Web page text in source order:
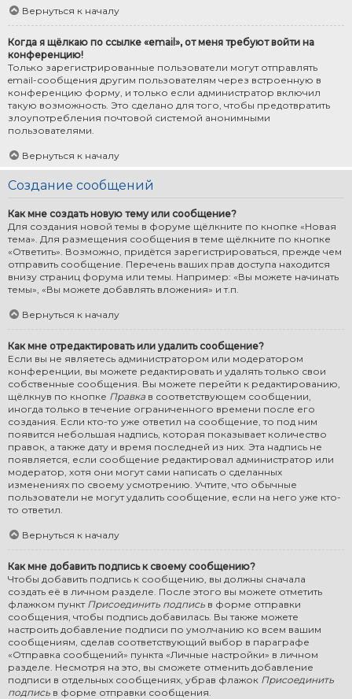
Вернуться к началу
Когда я щёлкаю по ссылке «email», от меня требуют войти на
конференцию!
Только зарегистрированные пользователи могут отправлять
email-сообщения другим пользователям через встроенную в
конференцию форму, и только если администратор включил
такую возможность. Это сделано для того, чтобы предотвратить
злоупотребления почтовой системой анонимными
пользователями.
Вернуться к началу
Создание сообщений
Как мне создать новую тему или сообщение?
Для создания новой темы в форуме щёлкните по кнопке «Новая
тема». Для размещения сообщения в теме щёлкните по кнопке
«Ответить». Возможно, придётся зарегистрироваться, прежде чем
отправить сообщение. Перечень ваших прав доступа находится
внизу страниц форума или темы. Например: «Вы можете начинать
темы», «Вы можете добавлять вложения» и т.п.
Вернуться к началу
Как мне отредактировать или удалить сообщение?
Если вы не являетесь администратором или модератором
конференции, вы можете редактировать и удалять только свои
собственные сообщения. Вы можете перейти к редактированию,
щёлкнув по кнопке Правка в соответствующем сообщении,
иногда только в течение ограниченного времени после его
создания. Если кто-то уже ответил на сообщение, то под ним
появится небольшая надпись, которая показывает количество
правок, а также дату и время последней из них. Эта надпись не
появляется, если сообщение редактировал администратор или
модератор, хотя они могут сами написать о сделанных
изменениях по своему усмотрению. Учтите, что обычные
пользователи не могут удалить сообщение, если на него уже кто-
то ответил.
Вернуться к началу
Как мне добавить подпись к своему сообщению?
Чтобы добавить подпись к сообщению, вы должны сначала
создать её в личном разделе. После этого вы можете отметить
флажком пункт Присоединить подпись в форме отправки
сообщения, чтобы подпись добавилась. Вы также можете
настроить добавление подписи по умолчанию ко всем вашим
сообщениям, сделав соответствующий выбор в параграфе
«Отправка сообщений» пункта «Личные настройки» в личном
разделе. Несмотря на это, вы сможете отменить добавление
подписи в отдельных сообщениях, убрав флажок Присоединить
подпись в форме отправки сообщения.